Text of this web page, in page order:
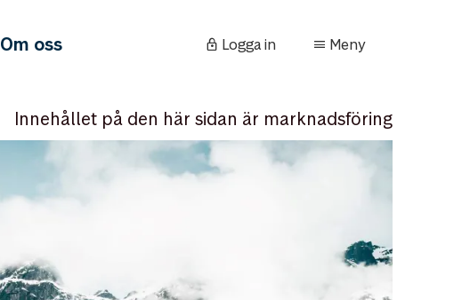
Om oss Logga in Meny
Innehållet på den här sidan är marknadsföring